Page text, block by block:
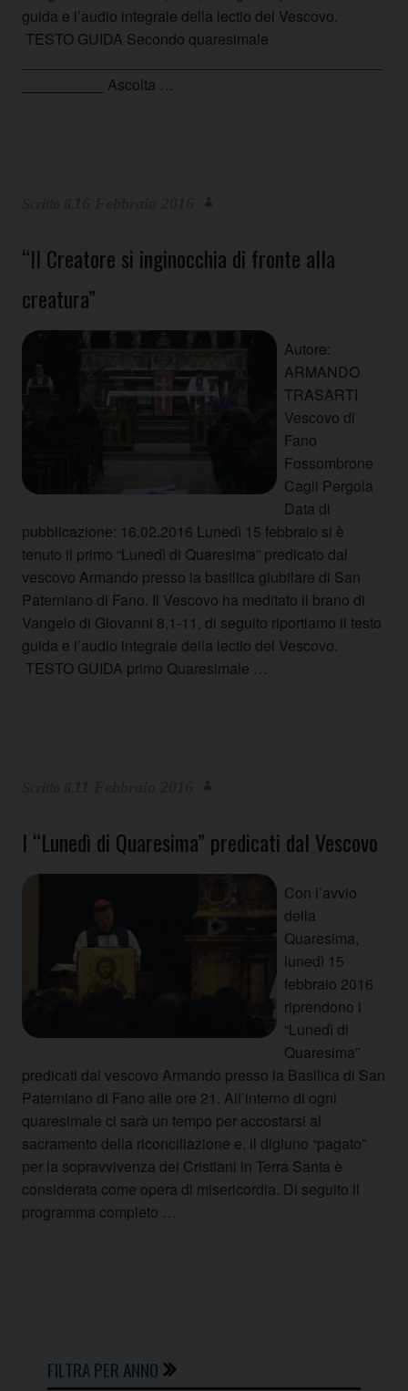
guida e l’audio integrale della lectio del Vescovo.
TESTO GUIDA Secondo quaresimale
__________ Ascolta …
“Il Creatore si inginocchia di fronte alla
creatura”
Autore:
ARMANDO
TRASARTI
Vescovo di
Fano
Fossombrone
Cagli Pergola
Data di
pubblicazione: 16.02.2016 Lunedì 15 febbraio si è
tenuto il primo “Lunedì di Quaresima” predicato dal
vescovo Armando presso la basilica giubilare di San
Paterniano di Fano. Il Vescovo ha meditato il brano di
Vangelo di Giovanni 8,1-11, di seguito riportiamo il testo
guida e l’audio integrale della lectio del Vescovo.
TESTO GUIDA primo Quaresimale …
I “Lunedì di Quaresima” predicati dal Vescovo
Con l’avvio
della
Quaresima,
lunedì 15
febbraio 2016
riprendono i
“Lunedì di
Quaresima”
predicati dal vescovo Armando presso la Basilica di San
Paterniano di Fano alle ore 21. All’interno di ogni
quaresimale ci sarà un tempo per accostarsi al
sacramento della riconciliazione e, il digiuno “pagato”
per la sopravvivenza dei Cristiani in Terra Santa è
considerata come opera di misericordia. Di seguito il
programma completo …
FILTRA PER ANNO